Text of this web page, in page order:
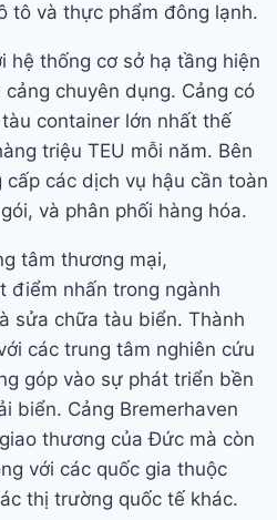
tô và thực phẩm đông lạnh.
hệ thống cơ sở hạ tầng hiện
chuyên dụng. Cảng có
container lớn nhất thế
triệu TEU mỗi năm. Bên
các dịch vụ hậu cần toàn
và phân phối hàng hóa.
tâm thương mại,
điểm nhấn trong ngành
sửa chữa tàu biển. Thành
các trung tâm nghiên cứu
góp vào sự phát triển bền
biển. Cảng Bremerhaven
thương của Đức mà còn
với các quốc gia thuộc
thị trường quốc tế khác.